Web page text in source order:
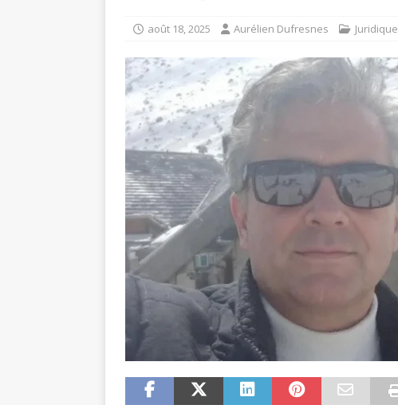
août 18, 2025 Aurélien Dufresnes Juridique